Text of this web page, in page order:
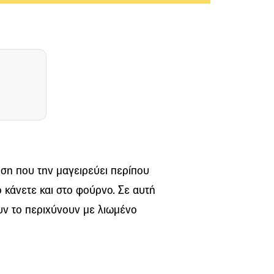
που την μαγειρεύει περίπου
κάνετε και στο φούρνο. Σε αυτή
το περιχύνουν με λιωμένο